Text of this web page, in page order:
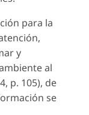
para la
y
al
p. 105), de
se